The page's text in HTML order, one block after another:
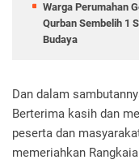
Warga Perumahan
Qurban Sembelih 1
Budaya
Dan dalam
Berterima kasih dan
peserta dan
memeriahkan